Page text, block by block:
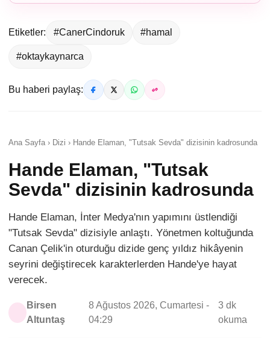
Etiketler: #CanerCindoruk #hamal
#oktaykaynarca
Bu haberi paylaş:
Ana Sayfa › Dizi › Hande Elaman, "Tutsak Sevda" dizisinin kadrosunda
Hande Elaman, "Tutsak
Sevda" dizisinin kadrosunda
Hande Elaman, İnter Medya'nın yapımını üstlendiği
"Tutsak Sevda" dizisiyle anlaştı. Yönetmen koltuğunda
Canan Çelik'in oturduğu dizide genç yıldız hikâyenin
seyrini değiştirecek karakterlerden Hande'ye hayat
verecek.
Birsen
Altuntaş
8 Ağustos 2026, Cumartesi -
04:29
3 dk
okuma